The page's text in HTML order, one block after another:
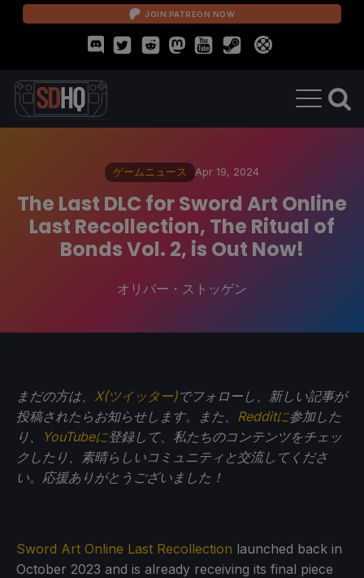
JOIN PATREON NOW
ゲームニュース Apr 19, 2024
The Last DLC for Sword Art Online
Last Recollection, The Ritual of
Bonds Vol. 2, is Out Now!
オリバー・ストッゲン
まだの方は、 X(ツイッター)でフォローし、新しい記事が
投稿されたらお知らせします。また、 Redditに参加した
り、
YouTubeに登録して、私たちのコンテンツをチェッ
クしたり、素晴らしいコミュニティと交流してくださ
い。応援ありがとうございました！
Sword Art Online Last Recollection launched back in
October 2023 and is already receiving its final piece